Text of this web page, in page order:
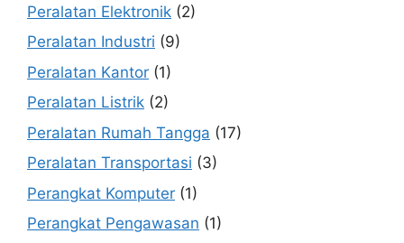
Peralatan Elektronik (2)
Peralatan Industri (9)
Peralatan Kantor (1)
Peralatan Listrik (2)
Peralatan Rumah Tangga (17)
Peralatan Transportasi (3)
Perangkat Komputer (1)
Perangkat Pengawasan (1)